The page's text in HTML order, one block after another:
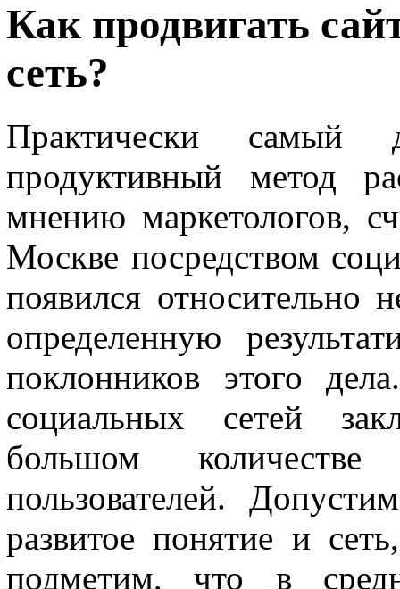
Как продвигать
сеть?
Практически
продуктивный метод
мнению маркетологов,
Москве посредством
появился относительно
определенную
поклонников этого
социальных сетей
большом количестве
пользователей.
развитое понятие и
подметим, что в